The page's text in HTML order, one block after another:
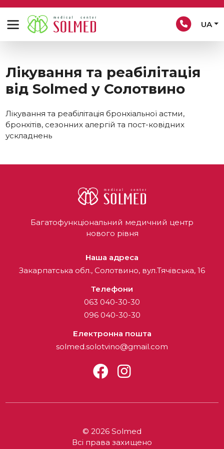
UA
Лікування та реабілітація
від Solmed у Солотвино
Лікування та реабілітація бронхіальної астми,
бронхітів, сезонних алергій та пост-ковідних
ускладнень
Багатофункціональний медичний центр
нового рівня
Наша адреса
Закарпатська обл., Солотвино, вул.Тячівська, 16
Телефони
063 040-30-30
096 040-30-30
Електронна пошта
solmed.solotvino@gmail.com
© 2026 Solmed
Всі права захищено